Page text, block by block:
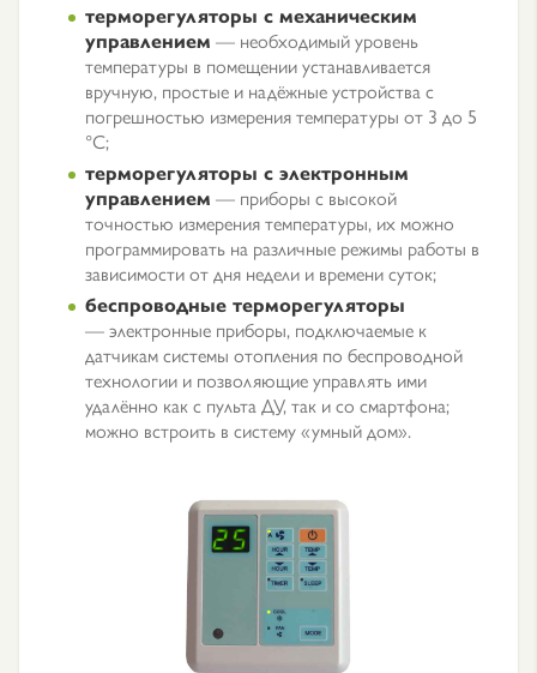
терморегуляторы с механическим
управлением — необходимый уровень
температуры в помещении устанавливается
вручную, простые и надёжные устройства с
погрешностью измерения температуры от 3 до 5
°С;
терморегуляторы с электронным
управлением — приборы с высокой
точностью измерения температуры, их можно
программировать на различные режимы работы в
зависимости от дня недели и времени суток;
беспроводные терморегуляторы
— электронные приборы, подключаемые к
датчикам системы отопления по беспроводной
технологии и позволяющие управлять ими
удалённо как с пульта ДУ, так и со смартфона;
можно встроить в систему «умный дом».